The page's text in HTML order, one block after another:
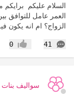
السلام عليكم
العمر عامل للتوافق
الزواج؟ ام انه
41
التعليقات إعجاب0
سواليف بنات